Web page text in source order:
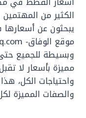
الكثير من
يبحثون عن
وبسيطة للجميع
مميزة بأسعار لا
واحتياجات الكل،
والصفات المميزة